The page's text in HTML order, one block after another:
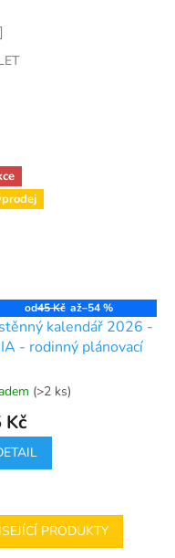
od45 Kč až–54 %
kalendář 2026 -
- rodinný plánovací
(>2 ks)
Kč
PRODUKTY